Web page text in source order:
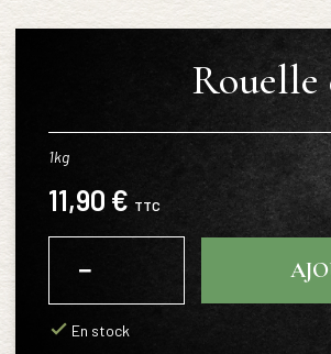
Rouelle
1kg
11,90 € TTC
−
+
En stock